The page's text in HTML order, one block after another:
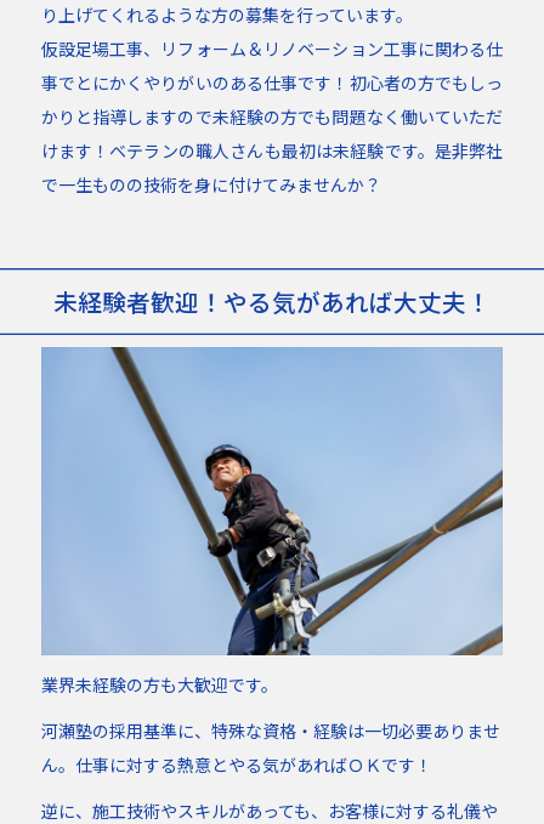
り上げてくれるような方の募集を行っています。
仮設足場工事、リフォーム＆リノベーション工事に関わる仕
事でとにかくやりがいのある仕事です！初心者の方でもしっ
かりと指導しますので未経験の方でも問題なく働いていただ
けます！ベテランの職人さんも最初は未経験です。是非弊社
で一生ものの技術を身に付けてみませんか？
未経験者歓迎！やる気があれば大丈夫！
業界未経験の方も大歓迎です。
河瀬塾の採用基準に、特殊な資格・経験は一切必要ありませ
ん。仕事に対する熱意とやる気があればＯＫです！
逆に、施工技術やスキルがあっても、お客様に対する礼儀や